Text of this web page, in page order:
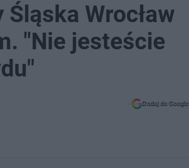
Wrocław
"Nie jesteście
Dodaj do Google